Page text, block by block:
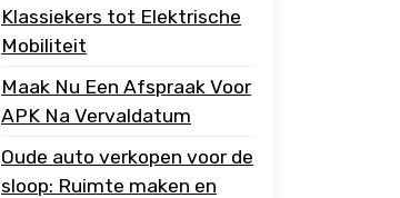
Klassiekers tot Elektrische
Mobiliteit
Maak Nu Een Afspraak Voor
APK Na Vervaldatum
Oude auto verkopen voor de
sloop: Ruimte maken en